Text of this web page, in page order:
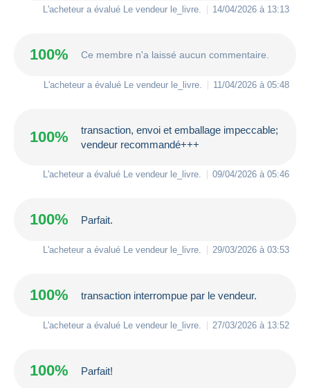
L'acheteur a évalué Le vendeur le_livre. 14/04/2026 à 13:13
100% Ce membre n'a laissé aucun commentaire.
L'acheteur a évalué Le vendeur le_livre. 11/04/2026 à 05:48
100%
transaction, envoi et emballage impeccable;
vendeur recommandé+++
L'acheteur a évalué Le vendeur le_livre. 09/04/2026 à 05:46
100% Parfait.
L'acheteur a évalué Le vendeur le_livre. 29/03/2026 à 03:53
100% transaction interrompue par le vendeur.
L'acheteur a évalué Le vendeur le_livre. 27/03/2026 à 13:52
100% Parfait!